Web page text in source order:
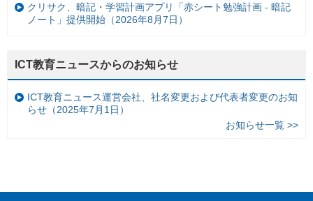
クリサク、暗記・学習計画アプリ「赤シート勉強計画 - 暗記
ノート」提供開始（2026年8月7日）
ICT教育ニュースからのお知らせ
ICT教育ニュース運営会社、社名変更および代表者変更のお知
らせ（2025年7月1日）
お知らせ一覧 >>